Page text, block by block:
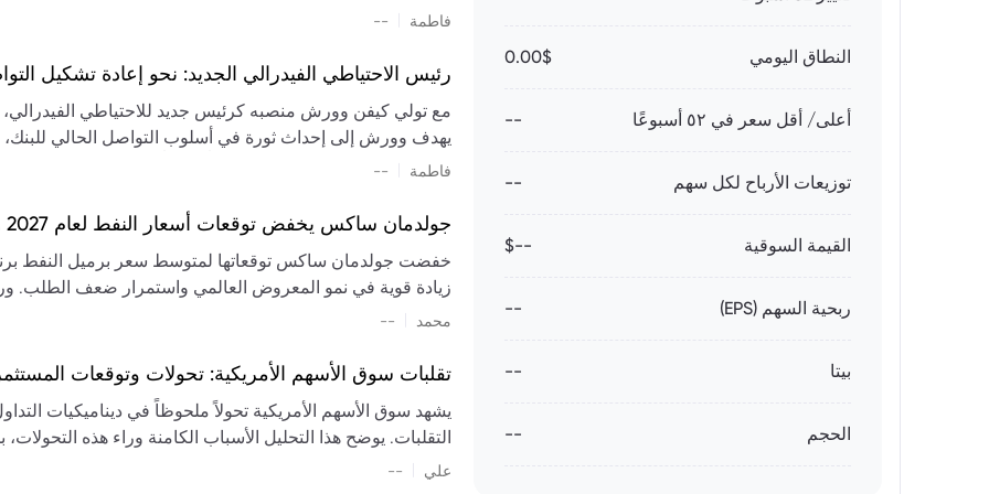
النطاق اليومي 0.00$
أعلى/ أقل سعر في ٥٢ أسبوعًا --
توزيعات الأرباح لكل سهم --
القيمة السوقية --$
ربحية السهم (EPS) --
بيتا --
الحجم --
تشكيل تقييم الصناعة، مع توقعات بارتفاع مستمر في الأسعار
فاطمة --
رئيس الاحتياطي الفيدرالي الجديد: نحو إعادة تشكيل
مع تولي كيفن وورش منصبه كرئيس جديد للاحتياطي الفيدرالي،
يهدف وورش إلى إحداث ثورة في أسلوب التواصل الحالي للبنك،
السياسة ويمنح البنك المركزي دوراً مبالغاً فيه. يسعى إلى
فاطمة --
جولدمان ساكس يخفض توقعات أسعار النفط لعام 2027 وسط تغيرات في العرض والطلب
زيادة قوية في نمو المعروض العالمي واستمرار ضعف الطلب.
العالمية في الربع الثاني
سابقًا. من المتوقع عودة صادرات دول الخليج إلى طبيعتها
عدم اليقين الجيوسياسي يمكن أن يؤدي إلى تقلبات سعرية
استمرار الاضطرابات، وسيناريوهات لانخفاض الأسعار في
إضافي.
محمد --
تقلبات سوق الأسهم الأمريكية: تحولات وتوقعات
يشهد سوق الأسهم الأمريكية تحولاً ملحوظاً في ديناميكيات
التقلبات. يوضح هذا التحليل الأسباب الكامنة وراء هذه
علي --